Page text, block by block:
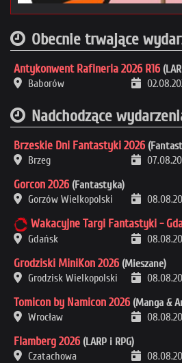
Obecnie trwające
Antykonwent Rafineria 2026 R16
Baborów
Nadchodzące
Brzeskie Dni Fantastyki 2026
Brzeg
Gorcon 2026 (Fantastyka)
Gorzów Wielkopolski
Wakacyjne Targi Fantastyki -
Gdańsk
Grodziski MiniKon 2026 (Mieszane)
Grodzisk Wielkopolski
Tomicon by Namicon 2026 (Manga &
Wrocław
Flamberg 2026 (LARP i RPG)
Czatachowa